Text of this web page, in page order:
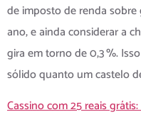
de imposto de renda
ano, e ainda considerar a
gira em torno de 0,3 %.
sólido quanto um castelo
Cassino com 25 reais